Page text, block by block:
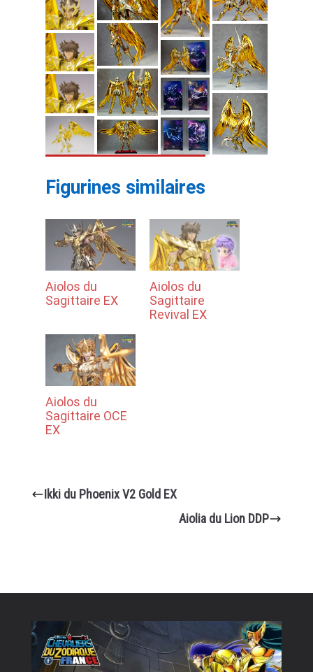
Figurines similaires
Aiolos du
Sagittaire EX
Aiolos du
Sagittaire
Revival EX
Aiolos du
Sagittaire OCE
EX
Ikki du Phoenix V2 Gold EX
Aiolia du Lion DDP